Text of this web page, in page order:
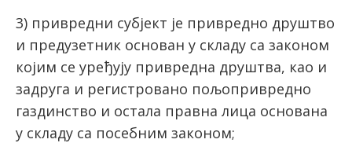
3) привредни субјект је привредно друштво
и предузетник основан у складу са законом
којим се уређују привредна друштва, као и
задруга и регистровано пољопривредно
газдинство и остала правна лица основана
у складу са посебним законом;